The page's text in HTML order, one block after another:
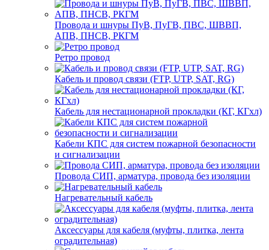
Провода и шнуры ПуВ, ПуГВ, ПВС, ШВВП,
АПВ, ПНСВ, РКГМ
Ретро провод
Кабель и провод связи (FTP, UTP, SAT, RG)
Кабель для нестационарной прокладки (КГ, КГхл)
Кабели КПС для систем пожарной безопасности
и сигнализации
Провода СИП, арматура, провода без изоляции
Нагревательный кабель
Аксессуары для кабеля (муфты, плитка, лента
оградительная)